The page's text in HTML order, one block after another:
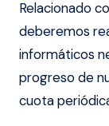
Relacionado
deberemos
informáticos
progreso de
cuota